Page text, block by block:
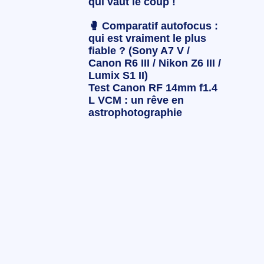
🥊 Comparatif autofocus :
qui est vraiment le plus
fiable ? (Sony A7 V /
Canon R6 III / Nikon Z6 III /
Lumix S1 II)
Test Canon RF 14mm f1.4
L VCM : un rêve en
astrophotographie